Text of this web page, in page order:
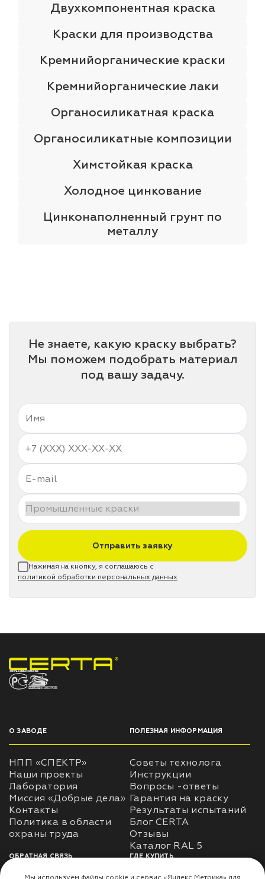
Двухкомпонентная краска
Краски для производства
Кремнийорганические краски
Кремнийорганические лаки
Органосиликатная краска
Органосиликатные композиции
Химстойкая краска
Холодное цинкование
Цинконаполненный грунт по
металлу
Не знаете, какую краску выбрать?
Мы поможем подобрать материал
под вашу задачу.
Отправить заявку
Нажимая на кнопку, я соглашаюсь с
политикой обработки персональных данных
НПП «СПЕКТР» ЗАВОД ЛАКОКРАСОЧНЫХ МАТЕРИАЛОВ
О ЗАВОДЕ
НПП «СПЕКТР»
Наши проекты
Лаборатория
Миссия «Добрые дела»
Контакты
Политика в области
ПОЛЕЗНАЯ ИНФОРМАЦИЯ
Советы технолога
Инструкции
Вопросы -ответы
Гарантия на краску
Результаты испытаний
Блог CERTA
Отзывы
Каталог RAL 5
ОБРАТНАЯ СВЯЗЬ ГДЕ КУПИТЬ